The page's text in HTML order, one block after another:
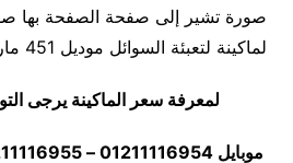
صورة تشير إلى صفحة الصفحة بها
لماكينة لتعبئة السوائل موديل 451 ماركة المهندس منسي
لمعرفة سعر الماكينة يرجى